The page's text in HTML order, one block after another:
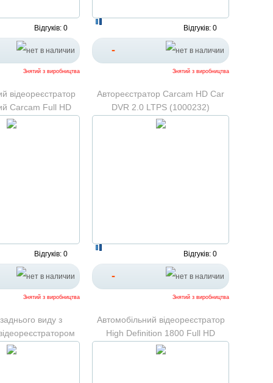
Відгуків: 0
Знятий з виробництва
Відгуків: 0
-
Знятий з виробництва
відеореєстратор
Carcam Full HD
Відгуків: 0
Знятий з виробництва
Автореєстратор Carcam HD Car
DVR 2.0 LTPS (1000232)
Відгуків: 0
-
Знятий з виробництва
виду з
Vehicle traveling
Автомобільний відеореєстратор
High Definition 1800 Full HD
LCD1.5